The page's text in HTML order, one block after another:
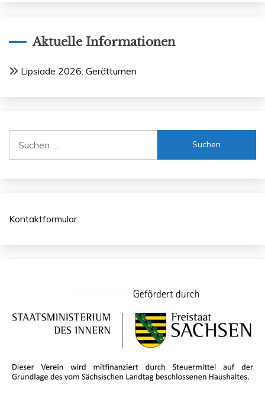
Aktuelle Informationen
Lipsiade 2026: Gerätturnen
nach:
Kontaktformular